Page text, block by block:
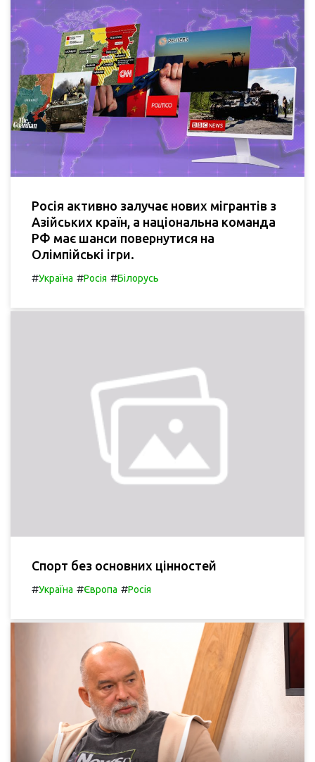
Росія активно залучає нових мігрантів з
Азійських країн, а національна команда
РФ має шанси повернутися на
Олімпійські ігри.
#Україна #Росія #Білорусь
Спорт без основних цінностей
#Україна #Європа #Росія